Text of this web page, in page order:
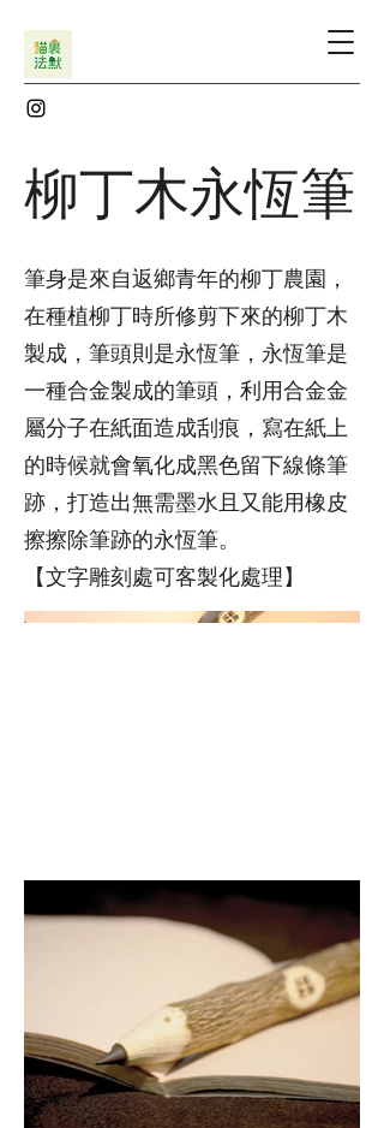
柳丁木永恆筆
筆身是來自返鄉青年的柳丁農園，
在種植柳丁時所修剪下來的柳丁木
製成，筆頭則是永恆筆，永恆筆是
一種合金製成的筆頭，利用合金金
屬分子在紙面造成刮痕，寫在紙上
的時候就會氧化成黑色留下線條筆
跡，打造出無需墨水且又能用橡皮
擦擦除筆跡的永恆筆。
【文字雕刻處可客製化處理】